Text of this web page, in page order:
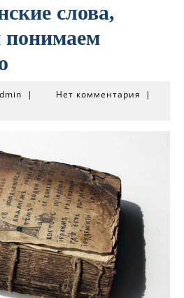
слова,
admin
| Нет комментария
|